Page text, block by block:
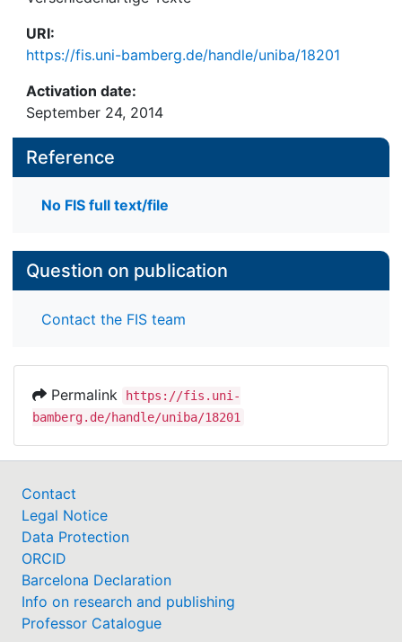
URI:
https://fis.uni-bamberg.de/handle/uniba/18201
Activation date:
September 24, 2014
Reference
No FIS full text/file
Question on publication
Contact the FIS team
Permalink
https://fis.uni-
bamberg.de/handle/uniba/18201
Contact
Legal Notice
Data Protection
ORCID
Barcelona Declaration
Info on research and publishing
Professor Catalogue